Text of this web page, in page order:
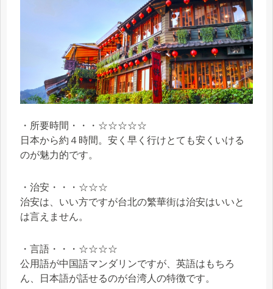
・所要時間・・・☆☆☆☆☆
日本から約４時間。安く早く行けとても安くいける
のが魅力的です。
・治安・・・☆☆☆
治安は、いい方ですが台北の繁華街は治安はいいと
は言えません。
・言語・・・☆☆☆☆
公用語が中国語マンダリンですが、英語はもちろ
ん、日本語が話せるのが台湾人の特徴です。